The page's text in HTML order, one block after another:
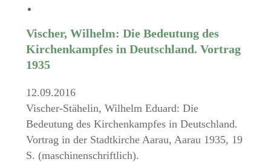
Vischer, Wilhelm: Die Bedeutung des
Kirchenkampfes in Deutschland. Vortrag
1935
12.09.2016
Vischer-Stähelin, Wilhelm Eduard: Die
Bedeutung des Kirchenkampfes in Deutschland.
Vortrag in der Stadtkirche Aarau, Aarau 1935, 19
S. (maschinenschriftlich).